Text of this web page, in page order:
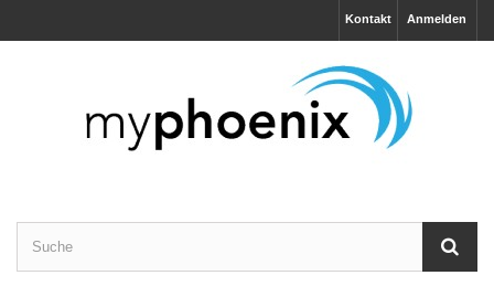
Anmelden
Kontakt